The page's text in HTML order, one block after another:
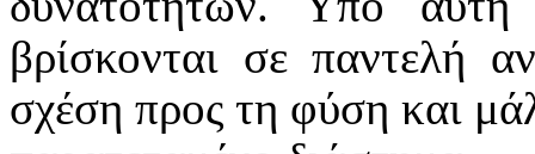
βρίσκονται σε παντελή
σχέση προς τη φύση και